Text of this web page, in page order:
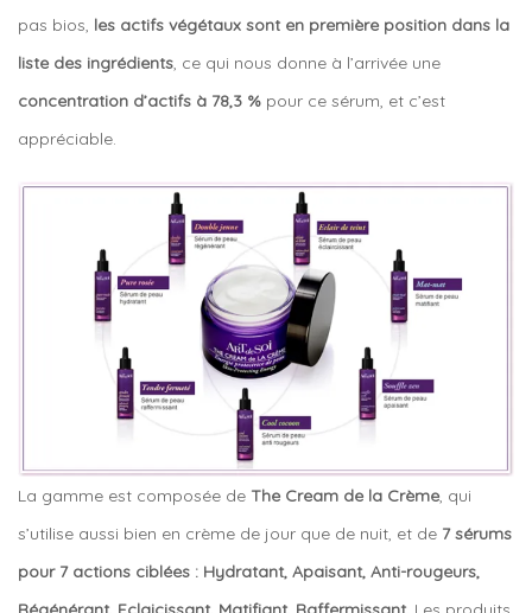
pas bios, les actifs végétaux sont en première position dans la
liste des ingrédients, ce qui nous donne à l’arrivée une
concentration d’actifs à 78,3 % pour ce sérum, et c’est
appréciable.
La gamme est composée de The Cream de la Crème, qui
s’utilise aussi bien en crème de jour que de nuit, et de 7 sérums
pour 7 actions ciblées : Hydratant, Apaisant, Anti-rougeurs,